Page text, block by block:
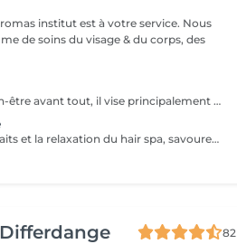
institut est à votre service. Nous
de soins du visage & du corps, des
Ce soin est un soin de bien-être avant tout, il vise principalement à rééquilibrer l'harmonie du corps par des techniques et des pressions de massage au niveau du cuir chevelu, de la nuque et des épaules . Les huiles utilisées sont essentiellement là pour traiter les différentes caractéristiques de votre cuir chevelu et vos cheveux, merci de nous informer en cas d'allergie. Ce soin inclut des huiles essentielles, il est important de nous prévenir en cas de grossesse ou d'allergie. Déroulement du soin ; pose d'une huile spécifique gommage du cuir chevelu bain de vapeur et massage crânien masque des cheveux séchage Ce soin ne comprend pas de coiffure, ni de brushing à la fin du soin, uniquement un séchage.
Ce soin combine les bienfaits et la relaxation du hair spa, savourez un soin du cuir chevelu associé à un massage de la nuque, des épaules et de la tête en traitant vous peau en même temps. Ce soin ne comprend pas de coiffure à la fin, ni de brushing, uniquement un séchage.
82